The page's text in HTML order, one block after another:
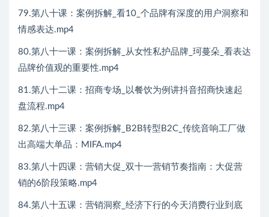
79.第八十课：案例拆解_看10_个品牌有深度的用户洞察和
情感表达.mp4
80.第八十一课：案例拆解_从女性私护品牌_珂蔓朵_看表达
品牌价值观的重要性.mp4
81.第八十二课：招商专场_以餐饮为例讲抖音招商快速起
盘流程.mp4
82.第八十三课：案例拆解_B2B转型B2C_传统音响工厂做
出高端大单品：MIFA.mp4
83.第八十四课：营销大促_双十一营销节奏指南：大促营
销的6阶段策略.mp4
84.第八十五课：营销洞察_经济下行的今天消费行业到底